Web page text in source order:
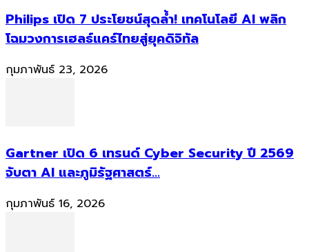
Philips เปิด 7 ประโยชน์สุดล้ำ! เทคโนโลยี AI พลิก
โฉมวงการเฮลธ์แคร์ไทยสู่ยุคดิจิทัล
กุมภาพันธ์ 23, 2026
Gartner เปิด 6 เทรนด์ Cyber Security ปี 2569
จับตา AI และภูมิรัฐศาสตร์...
กุมภาพันธ์ 16, 2026